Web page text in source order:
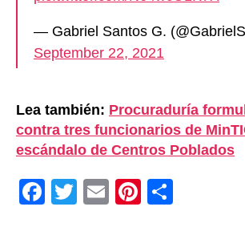
— Gabriel Santos G.
September 22, 2021
Lea también: Procuraduría
contra tres funcionarios de
escándalo de Centros Poblados
F
T
E
Pi